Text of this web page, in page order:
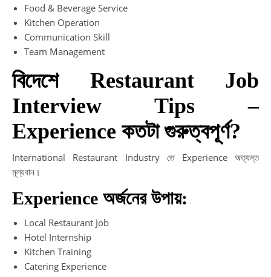
Food & Beverage Service
Kitchen Operation
Communication Skill
Team Management
বিদেশে Restaurant Job
Interview Tips –
Experience কতটা গুরুত্বপূর্ণ?
International Restaurant Industry তে Experience অত্যন্ত
মূল্যবান।
Experience অর্জনের উপায়:
Local Restaurant Job
Hotel Internship
Kitchen Training
Catering Experience